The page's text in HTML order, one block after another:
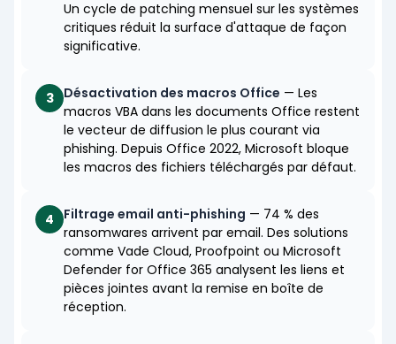
Un cycle de patching mensuel sur les systèmes
critiques réduit la surface d'attaque de façon
significative.
3 Désactivation des macros Office — Les
macros VBA dans les documents Office restent
le vecteur de diffusion le plus courant via
phishing. Depuis Office 2022, Microsoft bloque
les macros des fichiers téléchargés par défaut.
4 Filtrage email anti-phishing — 74 % des
ransomwares arrivent par email. Des solutions
comme Vade Cloud, Proofpoint ou Microsoft
Defender for Office 365 analysent les liens et
pièces jointes avant la remise en boîte de
réception.